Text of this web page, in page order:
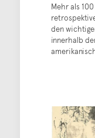
Mehr als
den
innerhalb